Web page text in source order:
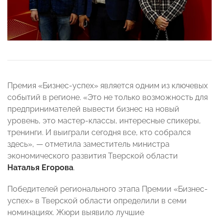
Премия «Бизнес-успех» является одним из ключевых
событий в регионе. «Это не только возможность для
предпринимателей вывести бизнес на новый
уровень, это мастер-классы, интересные спикеры,
тренинги. И выиграли сегодня все, кто собрался
здесь», — отметила заместитель министра
экономического развития Тверской области
Наталья Егорова.
Победителей регионального этапа Премии «Бизнес-
успех» в Тверской области определили в семи
номинациях. Жюри выявило лучшие